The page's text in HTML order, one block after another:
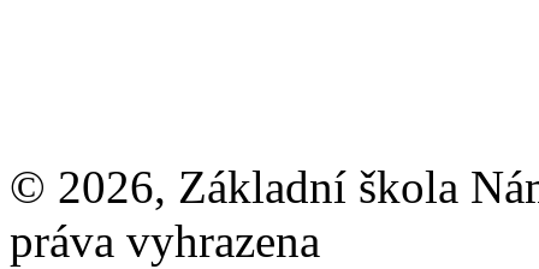
© 2026, Základní škola
práva vyhrazena